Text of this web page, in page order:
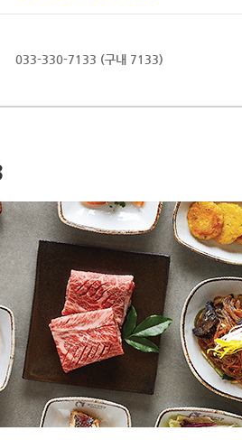
033-330-7133 (구내 7133)